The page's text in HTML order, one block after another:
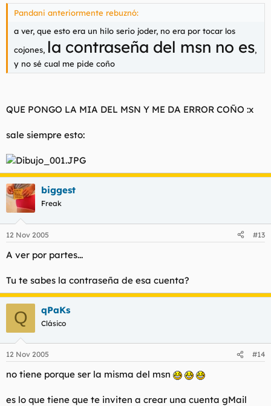
Pandani anteriormente rebuznó:
a ver, que esto era un hilo serio joder, no era por tocar los
cojones, la contraseña del msn no es,
y no sé cual me pide coño
QUE PONGO LA MIA DEL MSN Y ME DA ERROR COÑO :x
sale siempre esto:
biggest
Freak
12 Nov 2005 #13
A ver por partes...
Tu te sabes la contraseña de esa cuenta?
Q qPaKs
Clásico
12 Nov 2005 #14
no tiene porque ser la misma del msn
es lo que tiene que te inviten a crear una cuenta gMail